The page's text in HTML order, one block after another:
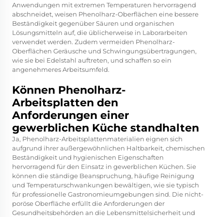
Anwendungen mit extremen Temperaturen hervorragend
abschneidet, weisen Phenolharz-Oberflächen eine bessere
Beständigkeit gegenüber Säuren und organischen
Lösungsmitteln auf, die üblicherweise in Laborarbeiten
verwendet werden. Zudem vermeiden Phenolharz-
Oberflächen Geräusche und Schwingungsübertragungen,
wie sie bei Edelstahl auftreten, und schaffen so ein
angenehmeres Arbeitsumfeld.
Können Phenolharz-
Arbeitsplatten den
Anforderungen einer
gewerblichen Küche standhalten
Ja, Phenolharz-Arbeitsplattenmaterialien eignen sich
aufgrund ihrer außergewöhnlichen Haltbarkeit, chemischen
Beständigkeit und hygienischen Eigenschaften
hervorragend für den Einsatz in gewerblichen Küchen. Sie
können die ständige Beanspruchung, häufige Reinigung
und Temperaturschwankungen bewältigen, wie sie typisch
für professionelle Gastronomieumgebungen sind. Die nicht-
poröse Oberfläche erfüllt die Anforderungen der
Gesundheitsbehörden an die Lebensmittelsicherheit und